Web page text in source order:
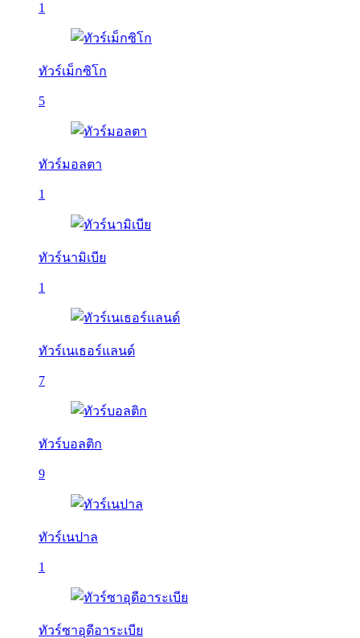
1
ทัวร์เม็กซิโก
5
ทัวร์มอลตา
1
ทัวร์นามิเบีย
1
ทัวร์เนเธอร์แลนด์
7
ทัวร์บอลติก
9
ทัวร์เนปาล
1
ทัวร์ซาอุดีอาระเบีย